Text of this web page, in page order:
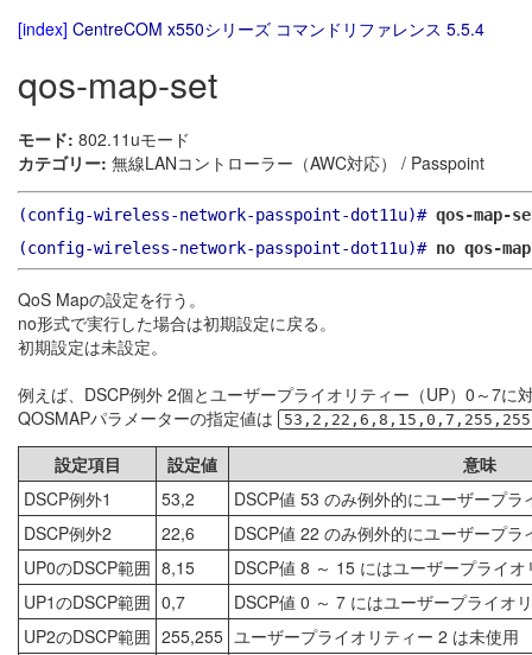
[index] CentreCOM x550シリーズ コマンドリファレンス 5.5.4
qos-map-set
モード: 802.11uモード
カテゴリー: 無線LANコントローラー（AWC対応） / Passpoint
(config-wireless-network-passpoint-dot11u)# qos-map-
(config-wireless-network-passpoint-dot11u)# no qos-
QoS Mapの設定を行う。
no形式で実行した場合は初期設定に戻る。
初期設定は未設定。
例えば、DSCP例外 2個とユーザープライオリティー（UP）0～7に
QOSMAPパラメーターの指定値は
設定項目 設定値
意味
DSCP例外1
53,2
DSCP値 53 のみ例外的にユーザープ
DSCP例外2
22,6
DSCP値 22 のみ例外的にユーザープ
UP0のDSCP範囲 8,15
DSCP値 8 ～ 15 にはユーザープライ
UP1のDSCP範囲 0,7
DSCP値 0 ～ 7 にはユーザープライオ
UP2のDSCP範囲 255,255 ユーザープライオリティー 2 は未使用